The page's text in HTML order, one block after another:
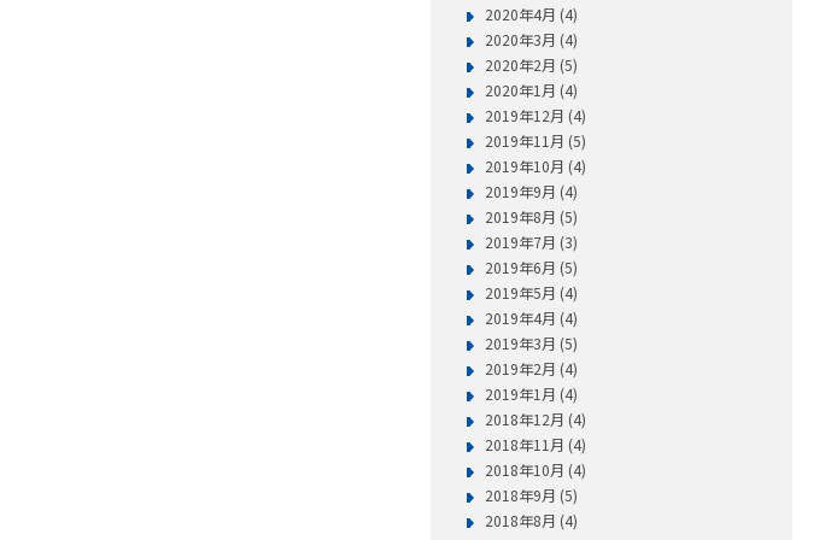
2020年4月 (4)
2020年3月 (4)
2020年2月 (5)
2020年1月 (4)
2019年12月 (4)
2019年11月 (5)
2019年10月 (4)
2019年9月 (4)
2019年8月 (5)
2019年7月 (3)
2019年6月 (5)
2019年5月 (4)
2019年4月 (4)
2019年3月 (5)
2019年2月 (4)
2019年1月 (4)
2018年12月 (4)
2018年11月 (4)
2018年10月 (4)
2018年9月 (5)
2018年8月 (4)